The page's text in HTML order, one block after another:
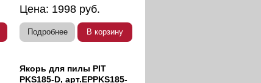
Цена: 1998 руб.
Подробнее В корзину
Якорь для пилы PIT
PKS185-D, арт.EPPKS185-